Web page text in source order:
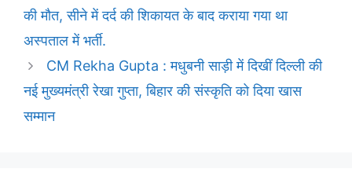
की मौत, सीने में दर्द की शिकायत के बाद कराया गया था
अस्पताल में भर्ती.
CM Rekha Gupta : मधुबनी साड़ी में दिखीं दिल्ली की
नई मुख्यमंत्री रेखा गुप्ता, बिहार की संस्कृति को दिया खास
सम्मान